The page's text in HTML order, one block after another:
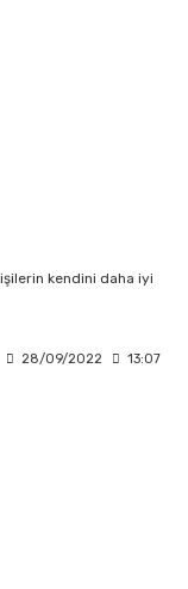
kendini daha iyi
28/09/2022 13:07